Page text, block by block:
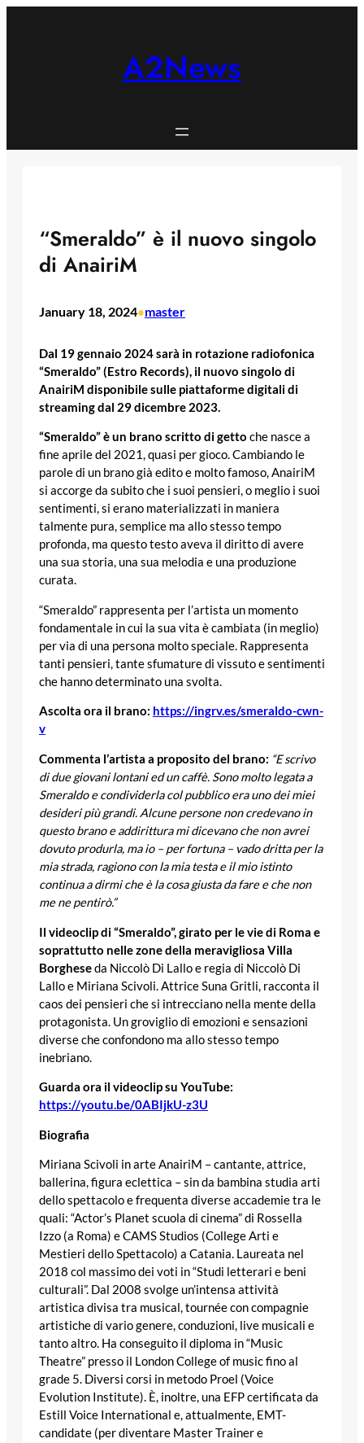
A2News
“Smeraldo” è il nuovo singolo
di AnairiM
January 18, 2024•master
Dal 19 gennaio 2024 sarà in rotazione radiofonica
“Smeraldo” (Estro Records), il nuovo singolo di
AnairiM disponibile sulle piattaforme digitali di
streaming dal 29 dicembre 2023.
“Smeraldo” è un brano scritto di getto che nasce a
fine aprile del 2021, quasi per gioco. Cambiando le
parole di un brano già edito e molto famoso, AnairiM
si accorge da subito che i suoi pensieri, o meglio i suoi
sentimenti, si erano materializzati in maniera
talmente pura, semplice ma allo stesso tempo
profonda, ma questo testo aveva il diritto di avere
una sua storia, una sua melodia e una produzione
curata.
“Smeraldo” rappresenta per l’artista un momento
fondamentale in cui la sua vita è cambiata (in meglio)
per via di una persona molto speciale. Rappresenta
tanti pensieri, tante sfumature di vissuto e sentimenti
che hanno determinato una svolta.
Ascolta ora il brano: https://ingrv.es/smeraldo-cwn-
v
Commenta l’artista a proposito del brano: “E scrivo
di due giovani lontani ed un caffè. Sono molto legata a
Smeraldo e condividerla col pubblico era uno dei miei
desideri più grandi. Alcune persone non credevano in
questo brano e addirittura mi dicevano che non avrei
dovuto produrla, ma io – per fortuna – vado dritta per la
mia strada, ragiono con la mia testa e il mio istinto
continua a dirmi che è la cosa giusta da fare e che non
me ne pentirò.”
Il videoclip di “Smeraldo”, girato per le vie di Roma e
soprattutto nelle zone della meravigliosa Villa
Borgheseda Niccolò Di Lallo e regia di Niccolò Di
Lallo e Miriana Scivoli. Attrice Suna Gritli, racconta il
caos dei pensieri che si intrecciano nella mente della
protagonista. Un groviglio di emozioni e sensazioni
diverse che confondono ma allo stesso tempo
inebriano.
Guarda ora il videoclip su YouTube:
https://youtu.be/0ABIjkU-z3U
Biografia
Miriana Scivoli in arte AnairiM – cantante, attrice,
ballerina, figura eclettica – sin da bambina studia arti
dello spettacolo e frequenta diverse accademie tra le
quali: “Actor’s Planet scuola di cinema” di Rossella
Izzo (a Roma) e CAMS Studios (College Arti e
Mestieri dello Spettacolo) a Catania. Laureata nel
2018 col massimo dei voti in “Studi letterari e beni
culturali”. Dal 2008 svolge un’intensa attività
artistica divisa tra musical, tournée con compagnie
artistiche di vario genere, conduzioni, live musicali e
tanto altro. Ha conseguito il diploma in “Music
Theatre” presso il London College of music fino al
grade 5. Diversi corsi in metodo Proel (Voice
Evolution Institute). È, inoltre, una EFP certificata da
Estill Voice International e, attualmente, EMT-
candidate (per diventare Master Trainer e